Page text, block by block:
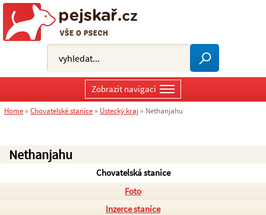
Nethanjahu
Chovatelská stanice
Foto
Inzerce stanice
Zobrazit navigaci
Home » Chovatelské stanice » Ústecký kraj » Nethanjahu